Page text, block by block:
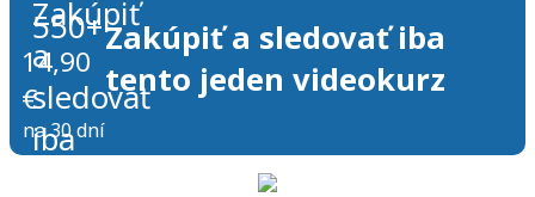
14,90
€
na 30 dní
Zakúpiť a sledovať iba
tento jeden videokurz